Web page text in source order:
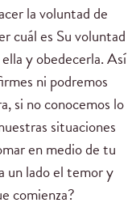
la voluntad de
cuál es Su voluntad
y obedecerla. Así
ni podremos
si no conocemos lo
situaciones
en medio de tu
un lado el temor y
comienza?